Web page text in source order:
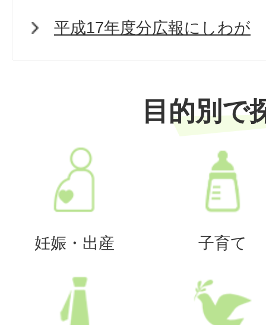
平成17年度分広報にしわが
目的別で
妊娠・出産 子育て